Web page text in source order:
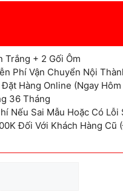
Trắng + 2 Gối Ôm
Phí Vận Chuyển Nội
Hàng Online (Ngay Hôm
36 Tháng
Nếu Sai Mẫu Hoặc Có Lỗi
Đối Với Khách Hàng